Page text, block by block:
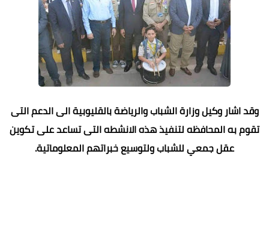
وقد اشار وكيل وزارة الشباب والرياضة بالقليوبية الى الدعم التى
تقوم به المحافظه لتنفيذ هذه الانشطه التى تساعد على تكوين
عقل جمعي للشباب ولتوسيع خبراتهم المعلوماتية.